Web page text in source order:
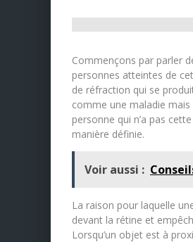
Commençons par parler
personnes atteintes de
de réfraction qui se
comme une maladie
personne qui n’a pas
manière définie.
Voir aussi :
La raison pour laquelle
devant la rétine et
Lorsqu’un objet est à